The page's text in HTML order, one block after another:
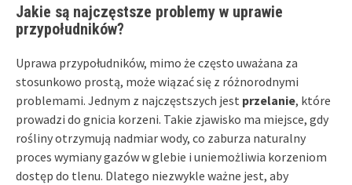
Jakie są najczęstsze problemy w uprawie
przypołudników?
Uprawa przypołudników, mimo że często uważana za
stosunkowo prostą, może wiązać się z różnorodnymi
problemami. Jednym z najczęstszych jest przelanie, które
prowadzi do gnicia korzeni. Takie zjawisko ma miejsce, gdy
rośliny otrzymują nadmiar wody, co zaburza naturalny
proces wymiany gazów w glebie i uniemożliwia korzeniom
dostęp do tlenu. Dlatego niezwykle ważne jest, aby